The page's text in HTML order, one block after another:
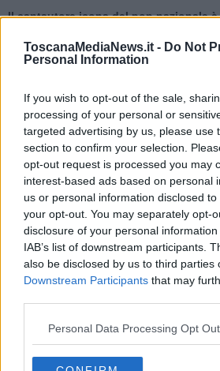
ToscanaMediaNews.it - Do Not
Personal Information
If you wish to opt-out of the sale,
processing of your personal or
targeted advertising by us, please use
section to confirm your selection.
opt-out request is processed you may
interest-based ads based on personal
us or personal information disclosed
your opt-out. You may separately opt-
disclosure of your personal
IAB’s list of downstream participants.
also be disclosed by us to third parties
Downstream Participants that may
Personal Data Processing Opt
Il cantautore icona del pop nazionale
Non è la sua prima volta in Toscana, in
avvistato al mare
VAL DI LUCE —Fresco e relax sulla
Rossiche è arrivato in Val di Luce, sulle
A farlo sapere è stato tramite i social
del comprensorio sciistico locale che col
nazionale si è immortalato in alcune foto.
Ma non è la prima volta che Vasco Rossi
suoi momenti di svago:a primavera
era stato avvistato sul litorale livornese, a